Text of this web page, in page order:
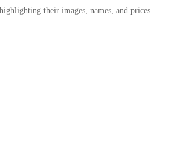
their images, names, and prices.